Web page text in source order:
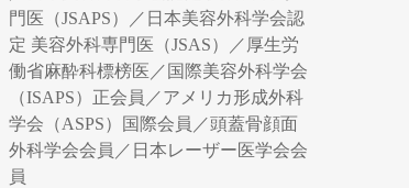
門医（JSAPS）／日本美容外科学会認
定 美容外科専門医（JSAS）／厚生労
働省麻酔科標榜医／国際美容外科学会
（ISAPS）正会員／アメリカ形成外科
学会（ASPS）国際会員／頭蓋骨顔面
外科学会会員／日本レーザー医学会会
員